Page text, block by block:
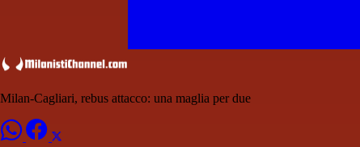
Milan-Cagliari, rebus attacco: una maglia per due